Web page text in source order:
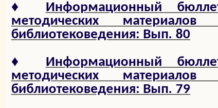
♦
Информационный
методических
библиотековедения: Вып. 80
♦
Информационный
методических
библиотековедения: Вып. 79